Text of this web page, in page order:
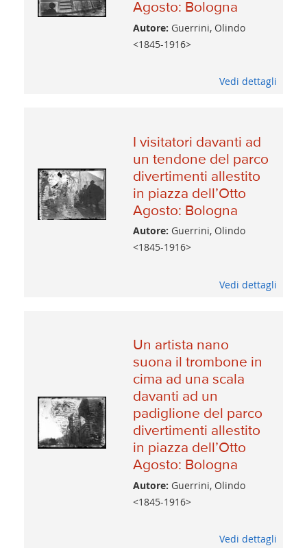
Agosto: Bologna
Autore: Guerrini, Olindo
<1845-1916>
Vedi dettagli
I visitatori davanti ad
un tendone del parco
divertimenti allestito
in piazza dell’Otto
Agosto: Bologna
Autore: Guerrini, Olindo
<1845-1916>
Vedi dettagli
Un artista nano
suona il trombone in
cima ad una scala
davanti ad un
padiglione del parco
divertimenti allestito
in piazza dell’Otto
Agosto: Bologna
Autore: Guerrini, Olindo
<1845-1916>
Vedi dettagli